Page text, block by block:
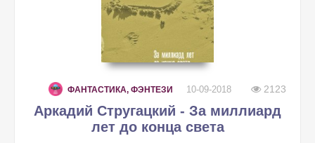
ФАНТАСТИКА, ФЭНТЕЗИ 10-09-2018 2123
Аркадий Стругацкий - За миллиард
лет до конца света